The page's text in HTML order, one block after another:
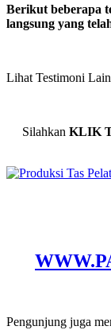
Berikut beberapa
langsung yang
Lihat Testimoni
Silahkan KLIK
Pengunjung juga